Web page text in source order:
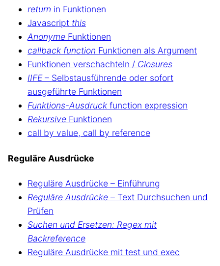
return in Funktionen
Javascript this
Anonyme Funktionen
callback function Funktionen als Argument
Funktionen verschachteln / Closures
IIFE– Selbstausführende oder sofort
ausgeführte Funktionen
Funktions-Ausdruck function expression
Rekursive Funktionen
call by value, call by reference
Reguläre Ausdrücke
Reguläre Ausdrücke – Einführung
Reguläre Ausdrücke – Text Durchsuchen und
Prüfen
Suchen und Ersetzen: Regex mit
Backreference
Reguläre Ausdrücke mit test und exec